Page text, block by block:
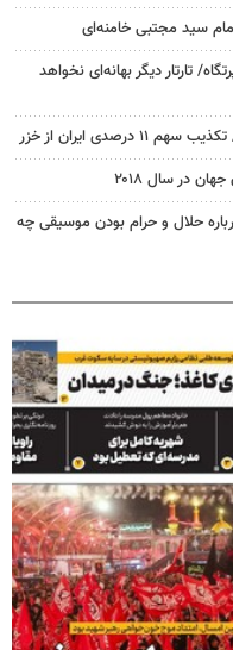
سید مجتبی خامنه‌ای
تارتار دیگر بهانه‌ای نخواهد
ایران از خزر
در سال ۲۰۱۸
حلال و حرام بودن موسیقی چه